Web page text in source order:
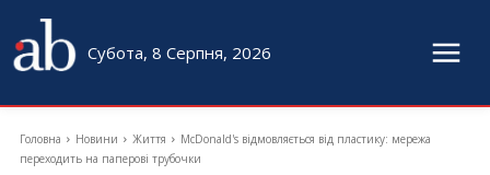
Субота, 8 Серпня, 2026
Головна Новини Життя
McDonald's відмовляється від пластику: мережа
переходить на паперові трубочки